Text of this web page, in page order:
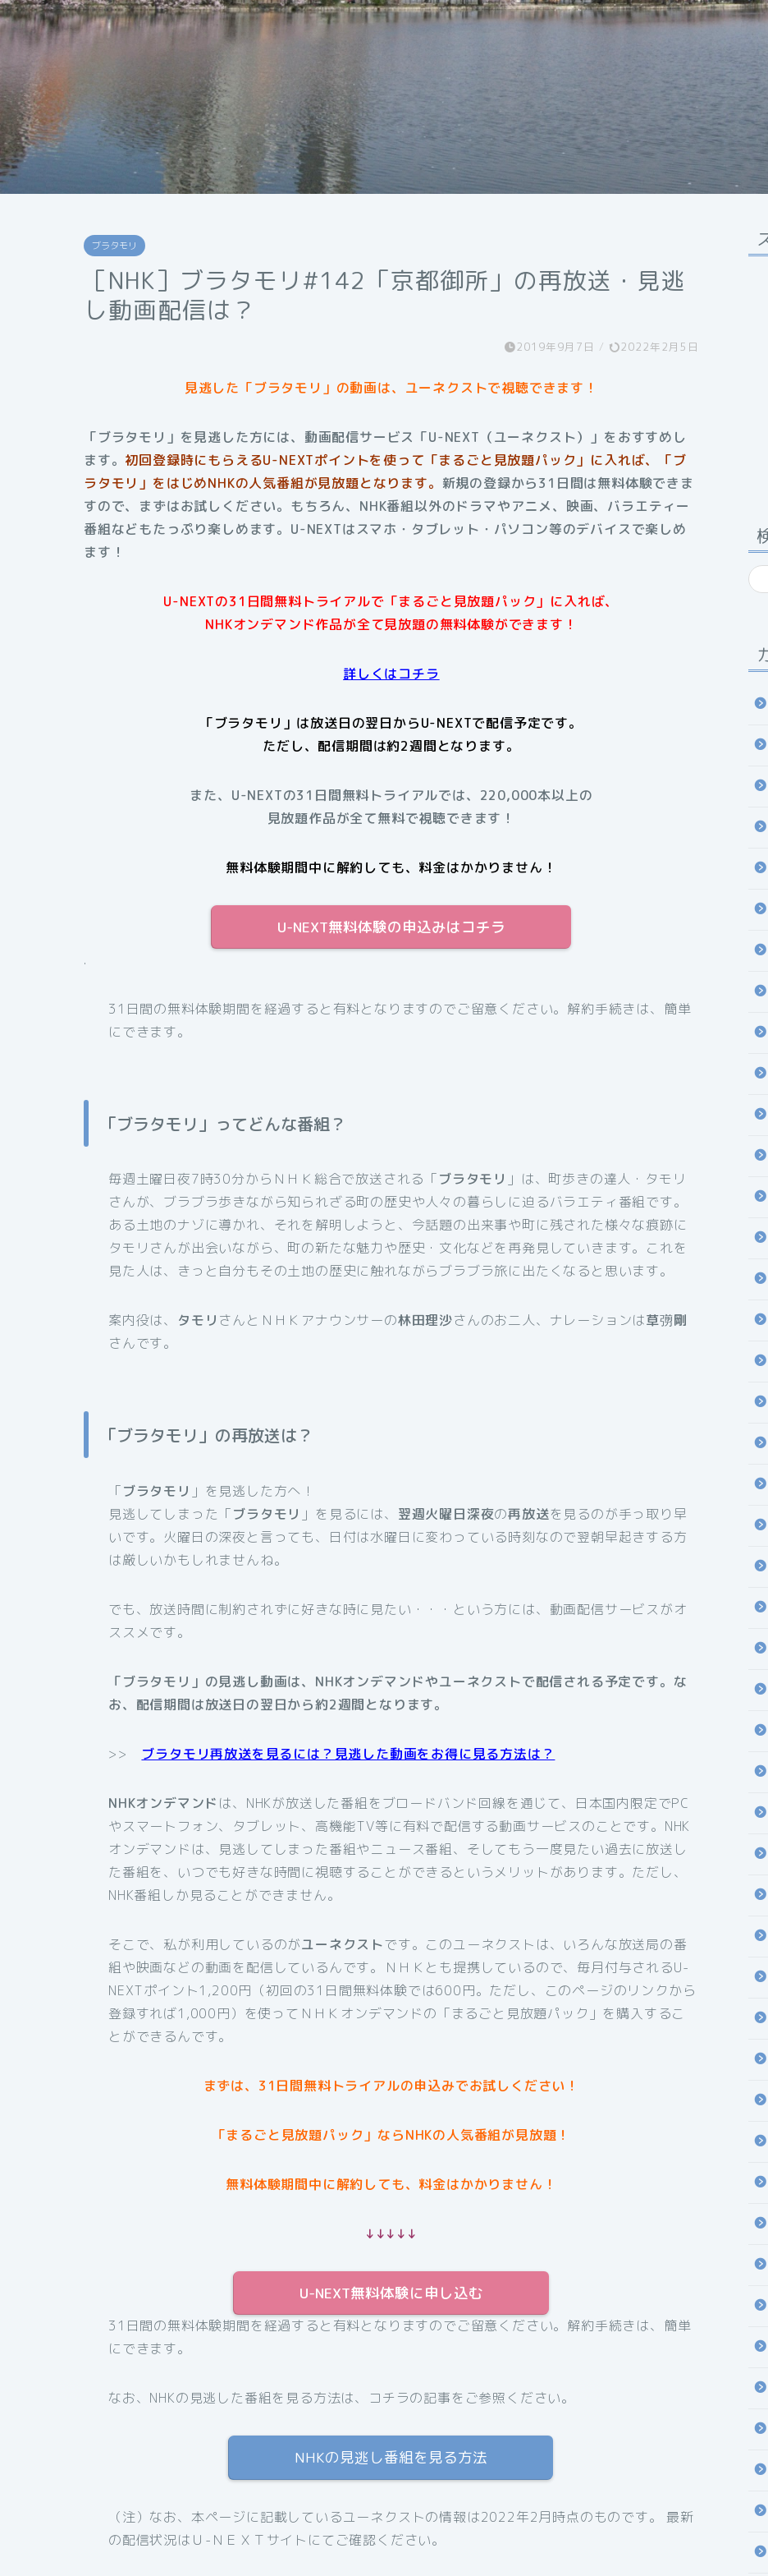
ブラタモリ
［NHK］ブラタモリ#142「京都御所」の再放送・見逃
し動画配信は？
2019年9月7日 / 2022年2月5日
見逃した「ブラタモリ」の動画は、ユーネクストで視聴できます！
「ブラタモリ」を見逃した方には、動画配信サービス「U-NEXT（ユーネクスト）」をおすすめし
ます。 初回登録時にもらえるU-NEXTポイントを使って「まるごと見放題パック」に入れば、「ブ
ラタモリ」をはじめNHKの人気番組が見放題となります。 新規の登録から31日間は無料体験できま
すので、まずはお試しください。もちろん、NHK番組以外のドラマやアニメ、映画、バラエティー
番組などもたっぷり楽しめます。U-NEXTはスマホ・タブレット・パソコン等のデバイスで楽しめ
ます！
U-NEXTの31日間無料トライアルで「まるごと見放題パック」に入れば、
NHKオンデマンド作品が全て見放題の無料体験ができます！
詳しくはコチラ
「ブラタモリ」は放送日の翌日からU-NEXTで配信予定です。
ただし、配信期間は約2週間となります。
また、U-NEXTの31日間無料トライアルでは、220,000本以上の
見放題作品が全て無料で視聴できます！
無料体験期間中に解約しても、料金はかかりません！
U-NEXT無料体験の申込みはコチラ
.
31日間の無料体験期間を経過すると有料となりますのでご留意ください。解約手続きは、簡単
にできます。
「ブラタモリ」ってどんな番組？
毎週土曜日夜7時30分からＮＨＫ総合で放送される「ブラタモリ 」は、町歩きの達人・タモリ
さんが、ブラブラ歩きながら知られざる町の歴史や人々の暮らしに迫るバラエティ番組です。
ある土地のナゾに導かれ、それを解明しようと、今話題の出来事や町に残された様々な痕跡に
タモリさんが出会いながら、町の新たな魅力や歴史・文化などを再発見していきます。これを
見た人は、きっと自分もその土地の歴史に触れながらブラブラ旅に出たくなると思います。
案内役は、 タモリ さんとＮＨＫアナウンサーの林田理沙さんのお二人、ナレーションは草彅剛
さんです。
「ブラタモリ」の再放送は？
「ブラタモリ 」を見逃した方へ！
見逃してしまった「ブラタモリ 」を見るには、 翌週火曜日深夜の再放送を見るのが手っ取り早
いです。火曜日の深夜と言っても、日付は水曜日に変わっている時刻なので翌朝早起きする方
は厳しいかもしれませんね。
でも、放送時間に制約されずに好きな時に見たい・・・という方には、動画配信サービスがオ
ススメです。
「ブラタモリ」の見逃し動画は、NHKオンデマンドやユーネクストで配信される予定です。な
お、配信期間は放送日の翌日から約2週間となります。
>> ブラタモリ再放送を見るには？見逃した動画をお得に見る方法は？
NHKオンデマンド は、NHKが放送した番組をブロードバンド回線を通じて、日本国内限定でPC
やスマートフォン、タブレット、高機能TV等に有料で配信する動画サービスのことです。NHK
オンデマンドは、見逃してしまった番組やニュース番組、そしてもう一度見たい過去に放送し
た番組を、いつでも好きな時間に視聴することができるというメリットがあります。ただし、
NHK番組しか見ることができません。
そこで、私が利用しているのがユーネクストです。このユーネクストは、いろんな放送局の番
組や映画などの動画を配信しているんです。ＮＨＫとも提携しているので、毎月付与されるU-
NEXTポイント1,200円（初回の31日間無料体験では600円。ただし、このページのリンクから
登録すれば1,000円）を使ってＮＨＫオンデマンドの「まるごと見放題パック」を購入するこ
とができるんです。
まずは、31日間無料トライアルの申込みでお試しください！
「まるごと見放題パック」ならNHKの人気番組が見放題！
無料体験期間中に解約しても、料金はかかりません！
↓↓↓↓↓
U-NEXT無料体験に申し込む
31日間の無料体験期間を経過すると有料となりますのでご留意ください。解約手続きは、簡単
にできます。
なお、NHKの見逃した番組を見る方法は、コチラの記事をご参照ください。
NHKの見逃し番組を見る方法
（注）なお、本ページに記載しているユーネクストの情報は2022年2月時点のものです。 最新
の配信状況はＵ-ＮＥＸＴサイトにてご確認ください。